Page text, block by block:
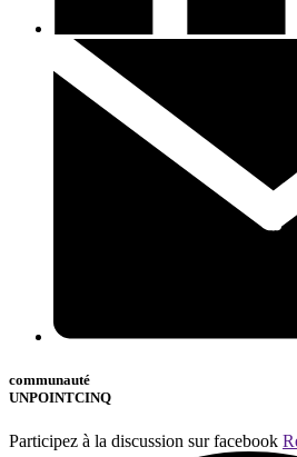
communauté
UNPOINTCINQ
Participez à la discussion sur facebook